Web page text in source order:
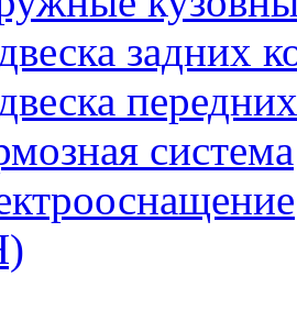
задних
система